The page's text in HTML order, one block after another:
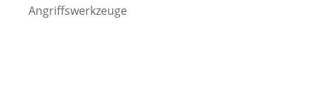
Angriffswerkzeuge